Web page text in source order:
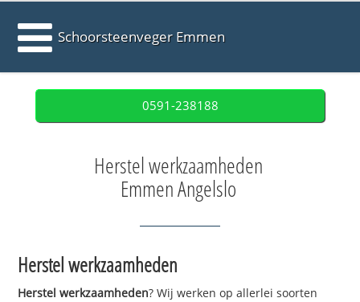
Schoorsteenveger Emmen
0591-238188
Herstel werkzaamheden
Emmen Angelslo
Herstel werkzaamheden
Herstel werkzaamheden? Wij werken op allerlei soorten